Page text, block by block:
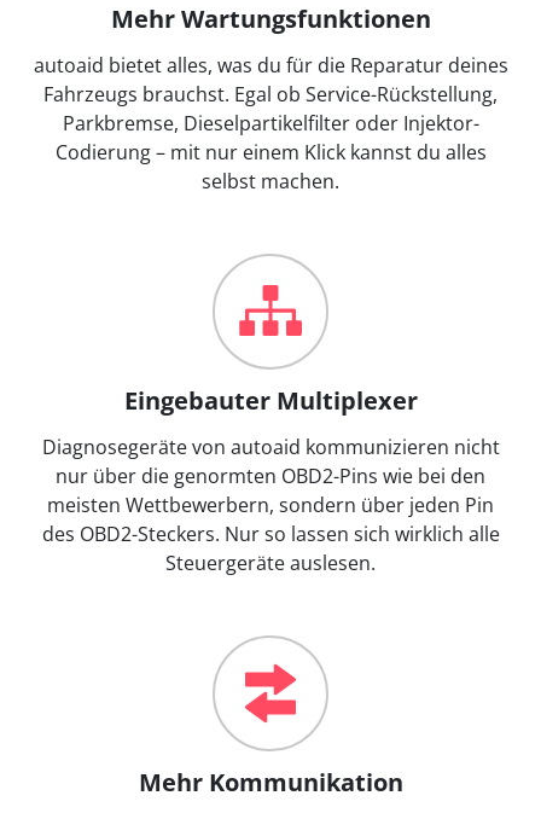
Mehr Wartungsfunktionen
autoaid bietet alles, was du für die Reparatur deines
Fahrzeugs brauchst. Egal ob Service-Rückstellung,
Parkbremse, Dieselpartikelfilter oder Injektor-
Codierung – mit nur einem Klick kannst du alles
selbst machen.
Eingebauter Multiplexer
Diagnosegeräte von autoaid kommunizieren nicht
nur über die genormten OBD2-Pins wie bei den
meisten Wettbewerbern, sondern über jeden Pin
des OBD2-Steckers. Nur so lassen sich wirklich alle
Steuergeräte auslesen.
Mehr Kommunikation